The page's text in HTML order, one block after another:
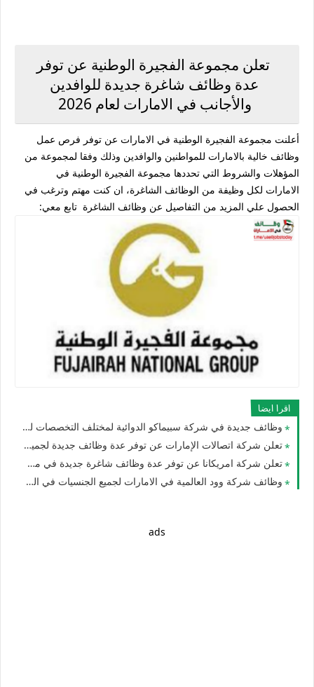
تعلن مجموعة الفجيرة الوطنية عن توفر
عدة وظائف شاغرة جديدة للوافدين
والأجانب في الامارات لعام 2026
أعلنت مجموعة الفجيرة الوطنية في الامارات عن توفر فرص عمل
وظائف خالية بالامارات للمواطنين والوافدين وذلك وفقا لمجموعة من
المؤهلات والشروط التي تحددها مجموعة الفجيرة الوطنية في
الامارات لكل وظيفة من الوظائف الشاغرة، ان كنت مهتم وترغب في
الحصول علي المزيد من التفاصيل عن وظائف الشاغرة تابع معي:
اقرا ايضا
وظائف جديدة في شركة سبيماكو الدوائية لمختلف التخصصات للوافدين والمقيمين في الامارات
تعلن شركة اتصالات الإمارات عن توفر عدة وظائف جديدة لجميع الجنسيات
تعلن شركة امريكانا عن توفر عدة وظائف شاغرة جديدة في مختلف التخصصات للجنسيين في الامارات
وظائف شركة وود العالمية في الامارات لجميع الجنسيات في العديد من التخصصات
ads